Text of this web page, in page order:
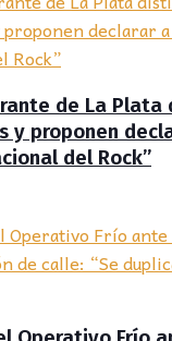
de La
y proponen
del Rock”